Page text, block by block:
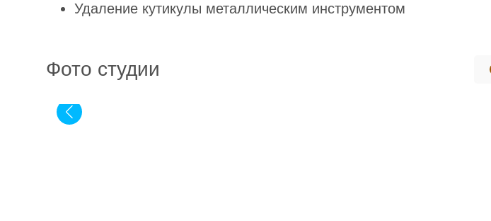
Удаление кутикулы металлическим инструментом
Фото студии